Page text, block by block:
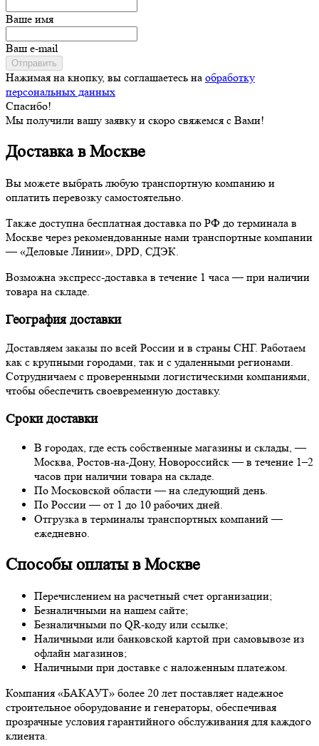
Ваше имя
Ваш e-mail
Отправить
Нажимая на кнопку, вы соглашаетесь на обработку
персональных данных
Спасибо!
Мы получили вашу заявку и скоро свяжемся с Вами!
Доставка в Москве
Вы можете выбрать любую транспортную компанию и
оплатить перевозку самостоятельно.
Также доступна бесплатная доставка по РФ до терминала в
Москве через рекомендованные нами транспортные компании
— «Деловые Линии», DPD, СДЭК.
Возможна экспресс-доставка в течение 1 часа — при наличии
товара на складе.
География доставки
Доставляем заказы по всей России и в страны СНГ. Работаем
как с крупными городами, так и с удаленными регионами.
Сотрудничаем с проверенными логистическими компаниями,
чтобы обеспечить своевременную доставку.
Сроки доставки
В городах, где есть собственные магазины и склады, —
Москва, Ростов-на-Дону, Новороссийск — в течение 1–2
часов при наличии товара на складе.
По Московской области — на следующий день.
По России — от 1 до 10 рабочих дней.
Отгрузка в терминалы транспортных компаний —
ежедневно.
Способы оплаты в Москве
Перечислением на расчетный счет организации;
Безналичными на нашем сайте;
Безналичными по QR-коду или ссылке;
Наличными или банковской картой при самовывозе из
офлайн магазинов;
Наличными при доставке с наложенным платежом.
Компания «БАКАУТ» более 20 лет поставляет надежное
строительное оборудование и генераторы, обеспечивая
прозрачные условия гарантийного обслуживания для каждого
клиента.